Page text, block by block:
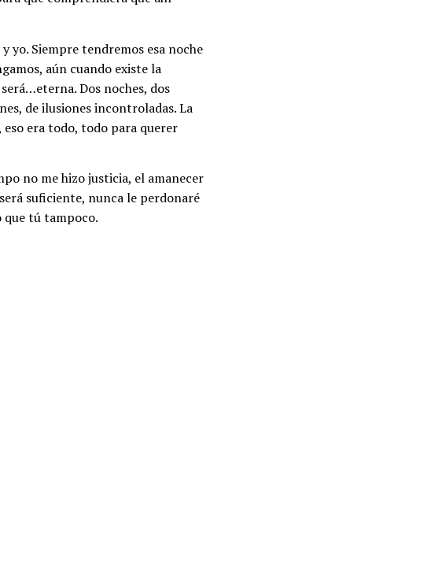
yo. Siempre tendremos esa noche
aún cuando existe la
Dos noches, dos
de ilusiones incontroladas. La
era todo, todo para querer
no me hizo justicia, el amanecer
suficiente, nunca le perdonaré
que tú tampoco.